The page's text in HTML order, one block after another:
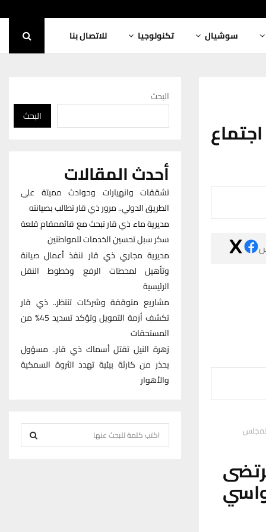
سوشيال تكنولوجيا للاتصال بنا
البحث
البحث
أحدث المقالات
تشققات وانهيارات وحوادث مميتة على
الطريق الدولي.. مرور ذي قار تطالب بصيانته
مديرية ماء ذي قار تبحث مع قائممقام قلعة
سكر سبل تحسين الخدمات للمواطنين
مديرية مجاري ذي قار تنفذ أعمال صيانة
وتأهيل لمحطات الرفع وخطوط النقل
الرئيسية
مشاريع متوقفة وشركات تنتظر.. ذي قار
تكشف أزمة التمويل وتؤكد تسديد 45% من
المستحقات
زهرة النيل تقتل أسماك ذي قار.. مسؤول
يحذر من كارثة بيئية تهدد الثروة السمكية
والأهوار
e